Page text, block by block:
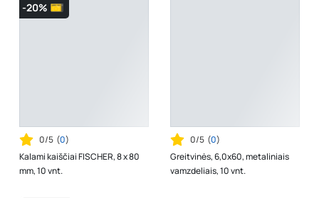
-20%
0/5 (0)
Kalami kaiščiai FISCHER, 8 x 80
mm, 10 vnt.
0/5 (0)
Greitvinės, 6,0x60, metaliniais
vamzdeliais, 10 vnt.